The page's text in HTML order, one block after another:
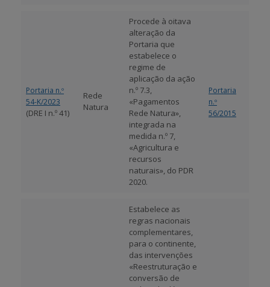
Portaria n.º
54-K/2023
(DRE I n.º 41)
Rede
Natura
Procede à oitava
alteração da
Portaria que
estabelece o
regime de
aplicação da ação
n.º 7.3,
«Pagamentos
Rede Natura»,
integrada na
medida n.º 7,
«Agricultura e
recursos
naturais», do PDR
2020.
Portaria
n.º
56/2015
Estabelece as
regras nacionais
complementares,
para o continente,
das intervenções
«Reestruturação e
conversão de